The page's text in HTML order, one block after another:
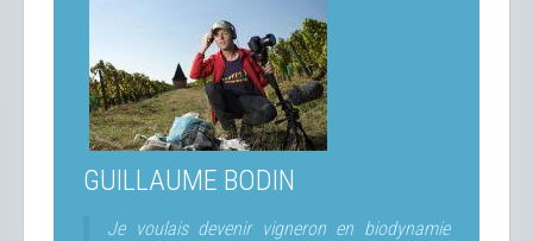
GUILLAUME BODIN
Je voulais devenir vigneron en biodynamie